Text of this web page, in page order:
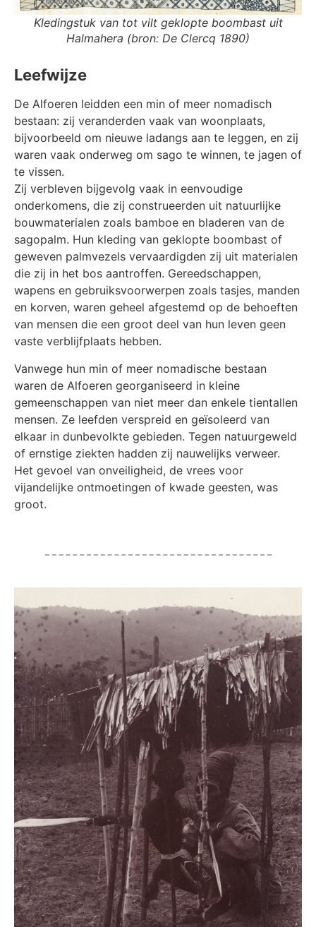
Kledingstuk van tot vilt geklopte boombast uit
Halmahera (bron: De Clercq 1890)
Leefwijze
De Alfoeren leidden een min of meer nomadisch
bestaan: zij veranderden vaak van woonplaats,
bijvoorbeeld om nieuwe ladangs aan te leggen, en zij
waren vaak onderweg om sago te winnen, te jagen of
te vissen.
Zij verbleven bijgevolg vaak in eenvoudige
onderkomens, die zij construeerden uit natuurlijke
bouwmaterialen zoals bamboe en bladeren van de
sagopalm. Hun kleding van geklopte boombast of
geweven palmvezels vervaardigden zij uit materialen
die zij in het bos aantroffen. Gereedschappen,
wapens en gebruiksvoorwerpen zoals tasjes, manden
en korven, waren geheel afgestemd op de behoeften
van mensen die een groot deel van hun leven geen
vaste verblijfplaats hebben.
Vanwege hun min of meer nomadische bestaan
waren de Alfoeren georganiseerd in kleine
gemeenschappen van niet meer dan enkele tientallen
mensen. Ze leefden verspreid en geïsoleerd van
elkaar in dunbevolkte gebieden. Tegen natuurgeweld
of ernstige ziekten hadden zij nauwelijks verweer.
Het gevoel van onveiligheid, de vrees voor
vijandelijke ontmoetingen of kwade geesten, was
groot.